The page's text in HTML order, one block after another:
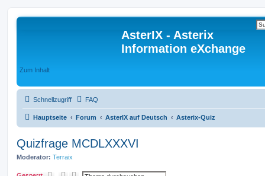
AsterIX - Asterix
Information eXchange
Zum Inhalt
Schnellzugriff FAQ
Hauptseite Forum AsterIX auf Deutsch Asterix-Quiz
Quizfrage MCDLXXXVI
Moderator: Terraix